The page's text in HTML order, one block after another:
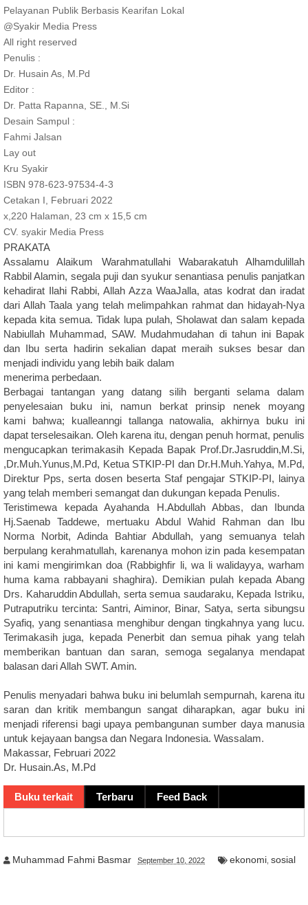
Pelayanan Publik Berbasis Kearifan Lokal
@Syakir Media Press
All right reserved
Penulis :
Dr. Husain As, M.Pd
Editor :
Dr. Patta Rapanna, SE., M.Si
Desain Sampul :
Fahmi Jalsan
Lay out
Kru Syakir
ISBN 978-623-97534-4-3
Cetakan I, Februari 2022
x,220 Halaman, 23 cm x 15,5 cm
CV. syakir Media Press
PRAKATA
Assalamu Alaikum Warahmatullahi Wabarakatuh Alhamdulillah
Rabbil Alamin, segala puji dan syukur senantiasa penulis panjatkan
kehadirat Ilahi Rabbi, Allah Azza WaaJalla, atas kodrat dan iradat
dari Allah Taala yang telah melimpahkan rahmat dan hidayah-Nya
kepada kita semua. Tidak lupa pulah, Sholawat dan salam kepada
Nabiullah Muhammad, SAW. Mudahmudahan di tahun ini Bapak
dan Ibu serta hadirin sekalian dapat meraih sukses besar dan
menjadi individu yang lebih baik dalam
menerima perbedaan.
Berbagai tantangan yang datang silih berganti selama dalam
penyelesaian buku ini, namun berkat prinsip nenek moyang
kami bahwa; kualleanngi tallanga natowalia, akhirnya buku ini
dapat terselesaikan. Oleh karena itu, dengan penuh hormat, penulis
mengucapkan terimakasih Kepada Bapak Prof.Dr.Jasruddin,M.Si,
,Dr.Muh.Yunus,M.Pd, Ketua STKIP-PI dan Dr.H.Muh.Yahya, M.Pd,
Direktur Pps, serta dosen beserta Staf pengajar STKIP-PI, lainya
yang telah memberi semangat dan dukungan kepada Penulis.
Teristimewa kepada Ayahanda H.Abdullah Abbas, dan Ibunda
Hj.Saenab Taddewe, mertuaku Abdul Wahid Rahman dan Ibu
Norma Norbit, Adinda Bahtiar Abdullah, yang semuanya telah
berpulang kerahmatullah, karenanya mohon izin pada kesempatan
ini kami mengirimkan doa (Rabbighfir li, wa li walidayya, warham
huma kama rabbayani shaghira). Demikian pulah kepada Abang
Drs. Kaharuddin Abdullah, serta semua saudaraku, Kepada Istriku,
Putraputriku tercinta: Santri, Aiminor, Binar, Satya, serta sibungsu
Syafiq, yang senantiasa menghibur dengan tingkahnya yang lucu.
Terimakasih juga, kepada Penerbit dan semua pihak yang telah
memberikan bantuan dan saran, semoga segalanya mendapat
balasan dari Allah SWT. Amin.
Penulis menyadari bahwa buku ini belumlah sempurnah, karena itu
saran dan kritik membangun sangat diharapkan, agar buku ini
menjadi riferensi bagi upaya pembangunan sumber daya manusia
untuk kejayaan bangsa dan Negara Indonesia. Wassalam.
Makassar, Februari 2022
Dr. Husain.As, M.Pd
Buku terkait Terbaru Feed Back
Muhammad Fahmi Basmar September 10, 2022 ekonomi sosial